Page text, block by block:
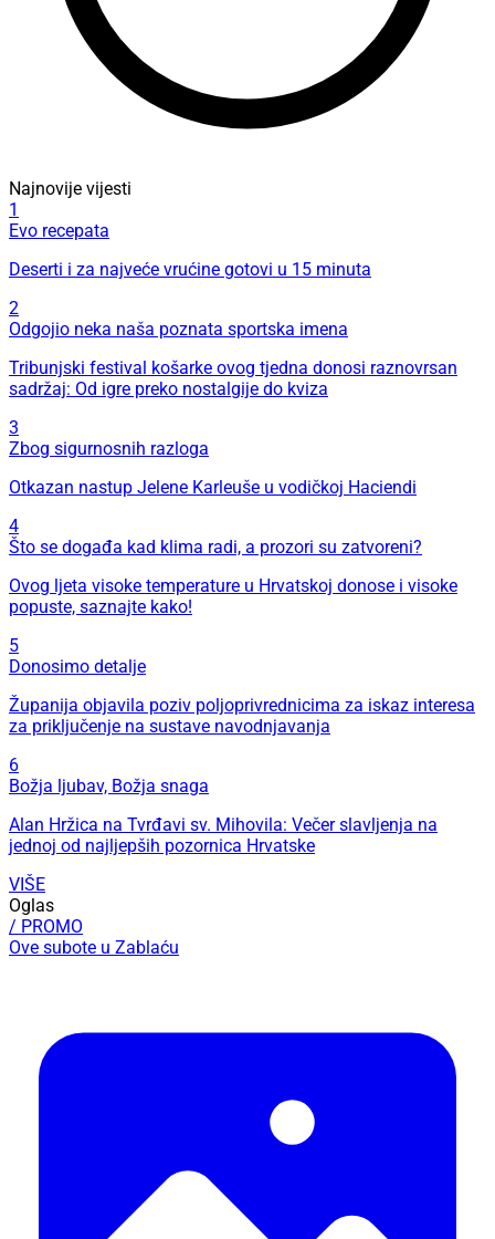
Najnovije vijesti
1
Evo recepata
Deserti i za najveće vrućine gotovi u 15 minuta
2
Odgojio neka naša poznata sportska imena
Tribunjski festival košarke ovog tjedna donosi raznovrsan
sadržaj: Od igre preko nostalgije do kviza
3
Zbog sigurnosnih razloga
Otkazan nastup Jelene Karleuše u vodičkoj Haciendi
4
Što se događa kad klima radi, a prozori su zatvoreni?
Ovog ljeta visoke temperature u Hrvatskoj donose i visoke
popuste, saznajte kako!
5
Donosimo detalje
Županija objavila poziv poljoprivrednicima za iskaz interesa
za priključenje na sustave navodnjavanja
6
Božja ljubav, Božja snaga
Alan Hržica na Tvrđavi sv. Mihovila: Večer slavljenja na
jednoj od najljepših pozornica Hrvatske
VIŠE
Oglas
/ PROMO
Ove subote u Zablaću